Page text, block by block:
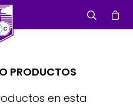
PRODUCTOS
en esta